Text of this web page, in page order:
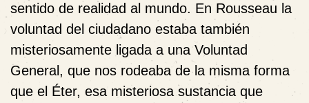
sentido de realidad al mundo. En Rousseau la
voluntad del ciudadano estaba también
misteriosamente ligada a una Voluntad
General, que nos rodeaba de la misma forma
que el Éter, esa misteriosa sustancia que